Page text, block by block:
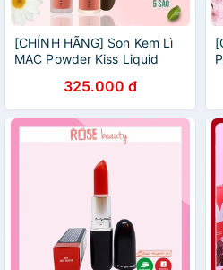
[CHÍNH HÃNG] Son Kem Lì
MAC Powder Kiss Liquid
Size 5ml325.000 đ